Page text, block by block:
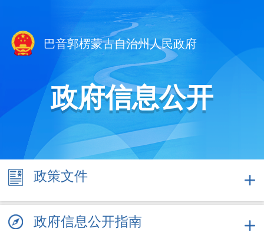
巴音郭楞蒙古自治州人民政府
政府信息公开
政策文件
政府信息公开指南